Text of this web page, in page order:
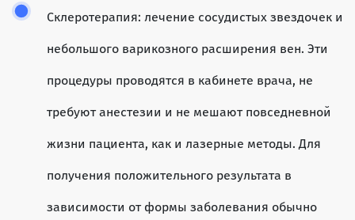
Склеротерапия: лечение сосудистых звездочек и
небольшого варикозного расширения вен. Эти
процедуры проводятся в кабинете врача, не
требуют анестезии и не мешают повседневной
жизни пациента, как и лазерные методы. Для
получения положительного результата в
зависимости от формы заболевания обычно